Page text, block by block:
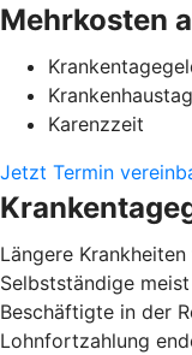
Mehrkosten
Karenzzeit
Jetzt Termin
Längere
Selbstständige
Beschäftigte in der
Lohnfortzahlung